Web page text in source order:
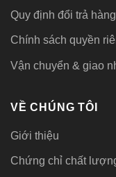
nơi cần dùng. Cũng
lắp cách xa vị trí cần
gia đình.
quạt có thể tách rời
Quy định đổi trả hàng
Chính sách quyền
Vận chuyển & giao
VỀ CHÚNG TÔI
Giới thiệu
Chứng chỉ chất